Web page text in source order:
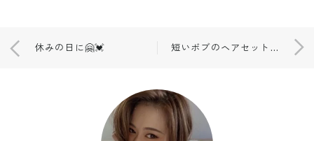
休みの日に🤗💓 短いボブのヘアセット💗